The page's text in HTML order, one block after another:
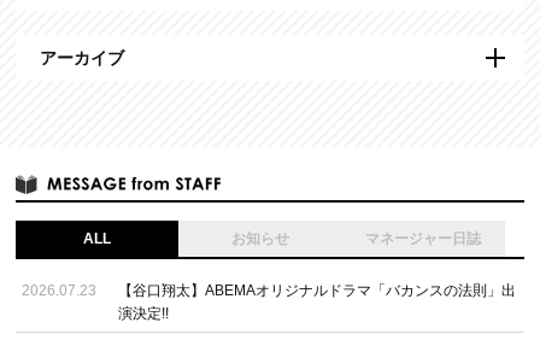
アーカイブ
ALL お知らせ マネージャー日誌
2026.07.23
【谷口翔太】ABEMAオリジナルドラマ「バカンスの法則」出
演決定!!